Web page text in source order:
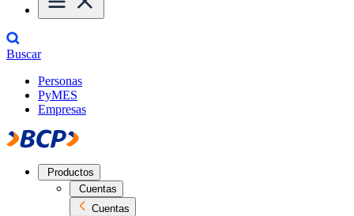
Buscar
Personas
PyMES
Empresas
Productos
Cuentas
Cuentas